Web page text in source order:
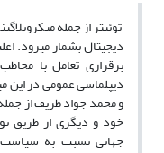
توئیتر از جمله
دیجیتال بشمار می­رود.
برقراری تعامل با
دیپلماسی عمومی در این
و محمد جواد ظریف از
خود و دیگری از طریق
جهانی نسبت به